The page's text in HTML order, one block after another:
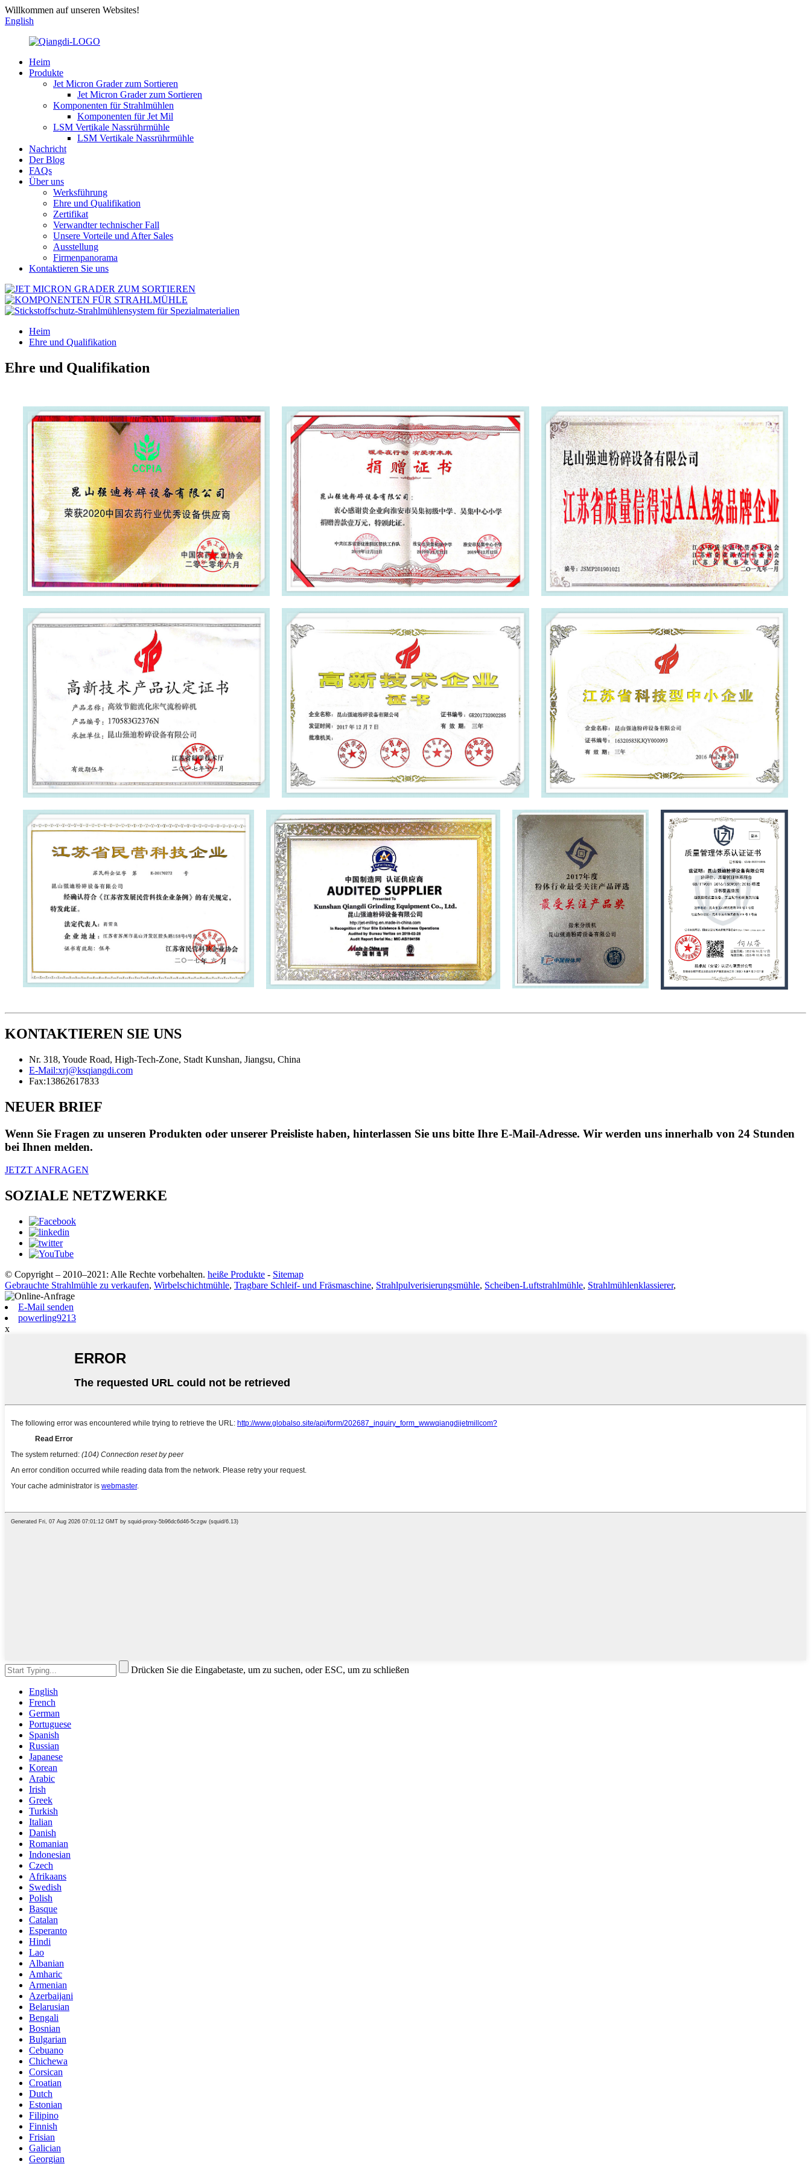
Willkommen auf unseren Websites!
English
Heim
Produkte
Jet Micron Grader zum Sortieren
Jet Micron Grader zum Sortieren
Komponenten für Strahlmühlen
Komponenten für Jet Mil
LSM Vertikale Nassrührmühle
LSM Vertikale Nassrührmühle
Nachricht
Der Blog
FAQs
Über uns
Werksführung
Ehre und Qualifikation
Zertifikat
Verwandter technischer Fall
Unsere Vorteile und After Sales
Ausstellung
Firmenpanorama
Kontaktieren Sie uns
Heim
Ehre und Qualifikation
Ehre und Qualifikation
KONTAKTIEREN SIE UNS
Nr. 318, Youde Road, High-Tech-Zone, Stadt Kunshan, Jiangsu, China
E-Mail:xrj@ksqiangdi.com
Fax:13862617833
NEUER BRIEF
Wenn Sie Fragen zu unseren Produkten oder unserer Preisliste haben, hinterlassen Sie uns bitte Ihre E-Mail-Adresse. Wir werden uns innerhalb von 24 Stunden
bei Ihnen melden.
JETZT ANFRAGEN
SOZIALE NETZWERKE
© Copyright – 2010–2021: Alle Rechte vorbehalten. heiße Produkte - Sitemap
Gebrauchte Strahlmühle zu verkaufen, Wirbelschichtmühle, Tragbare Schleif- und Fräsmaschine, Strahlpulverisierungsmühle, Scheiben-Luftstrahlmühle, Strahlmühlenklassierer,
E-Mail senden
powerling9213
x
Drücken Sie die Eingabetaste, um zu suchen, oder ESC, um zu schließen
English
French
German
Portuguese
Spanish
Russian
Japanese
Korean
Arabic
Irish
Greek
Turkish
Italian
Danish
Romanian
Indonesian
Czech
Afrikaans
Swedish
Polish
Basque
Catalan
Esperanto
Hindi
Lao
Albanian
Amharic
Armenian
Azerbaijani
Belarusian
Bengali
Bosnian
Bulgarian
Cebuano
Chichewa
Corsican
Croatian
Dutch
Estonian
Filipino
Finnish
Frisian
Galician
Georgian